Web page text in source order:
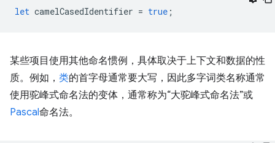
let camelCasedIdentifier = true ;
某些项目使用其他命名惯例，具体取决于上下文和数据的性
质。例如， 类的首字母通常要大写，因此多字词类名称通常
使用驼峰式命名法的变体，通常称为“大驼峰式命名法”或
Pascal命名法。